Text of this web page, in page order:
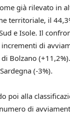
già rilevato in
territoriale, il
e Isole. Il
di
Bolzano
(-3%).
poi alla
di